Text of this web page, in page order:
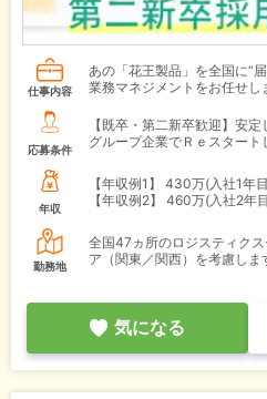
仕事内容
あの「花王製品」を全国に“
業務マネジメントをお任せし
応募条件
【既卒・第二新卒歓迎】安
グループ企業でＲｅスタート
年収
【年収例1】
430万(入社1年
【年収例2】
460万(入社2年
勤務地
全国47ヵ所のロジスティク
ア（関東／関西）を考慮しま
気になる